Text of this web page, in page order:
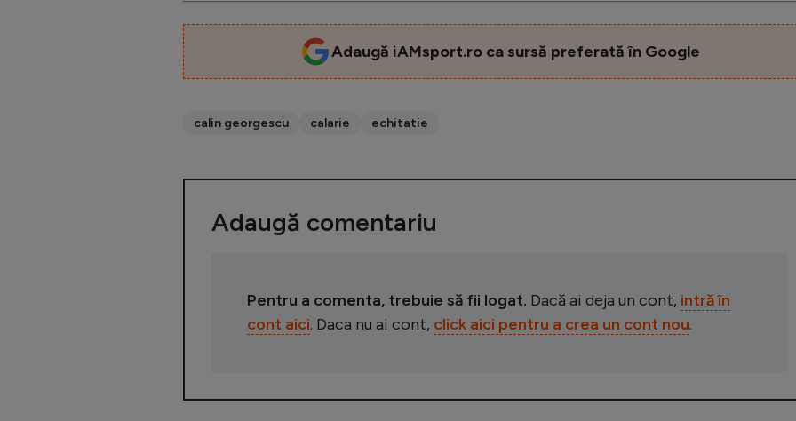
Adaugă iAMsport.ro ca sursă preferată în Google
calin georgescu calarie echitatie
Adaugă comentariu
Pentru a comenta, trebuie să fii logat. Dacă ai deja un cont, intră în
cont aici. Daca nu ai cont, click aici pentru a crea un cont nou.